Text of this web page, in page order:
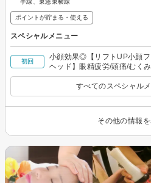
ポイントが貯まる・使える
スペシャルメニュー
初回
小顔効果◎【リフトUP小顔フ
ヘッド】眼精疲労/頭痛/むく
すべてのスペシャル
その他の情報